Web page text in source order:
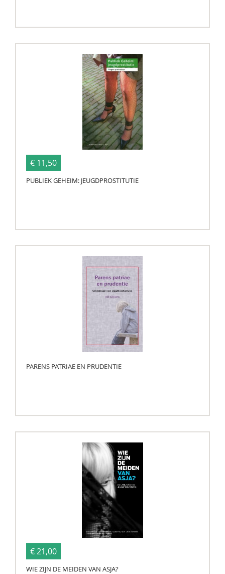
€ 11,50
PUBLIEK GEHEIM: JEUGDPROSTITUTIE
PARENS PATRIAE EN PRUDENTIE
€ 21,00
WIE ZIJN DE MEIDEN VAN ASJA?